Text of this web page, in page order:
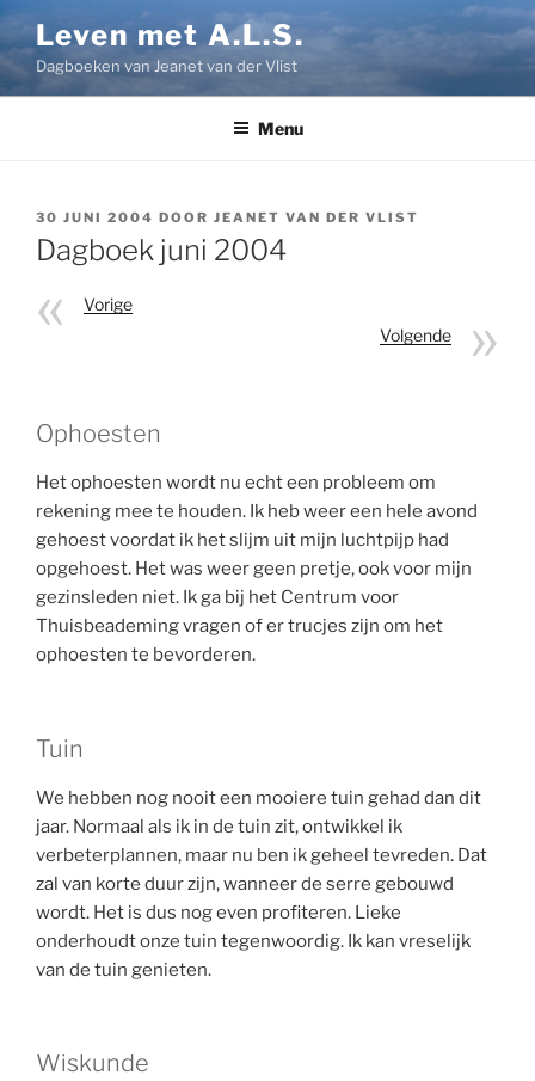
Ga
naar
de
inhoud
Leven met A.L.S.
Dagboeken van Jeanet van der Vlist
Menu
GEPLAATST
OP
30 JUNI 2004 DOOR JEANET VAN DER VLIST
Dagboek juni 2004
Vorige
Volgende
Ophoesten
Het ophoesten wordt nu echt een probleem om
rekening mee te houden. Ik heb weer een hele avond
gehoest voordat ik het slijm uit mijn luchtpijp had
opgehoest. Het was weer geen pretje, ook voor mijn
gezinsleden niet. Ik ga bij het Centrum voor
Thuisbeademing vragen of er trucjes zijn om het
ophoesten te bevorderen.
Tuin
We hebben nog nooit een mooiere tuin gehad dan dit
jaar. Normaal als ik in de tuin zit, ontwikkel ik
verbeterplannen, maar nu ben ik geheel tevreden. Dat
zal van korte duur zijn, wanneer de serre gebouwd
wordt. Het is dus nog even profiteren. Lieke
onderhoudt onze tuin tegenwoordig. Ik kan vreselijk
van de tuin genieten.
Wiskunde